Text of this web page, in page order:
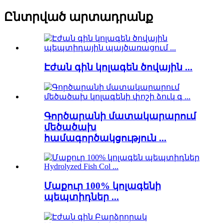
Ընտրված արտադրանք
Էժան գին կոլագեն ծովային ...
Գործարանի մատակարարում
մեծածախ
համագործակցություն ...
Մաքուր 100% կոլագենի
պեպտիդներ ...